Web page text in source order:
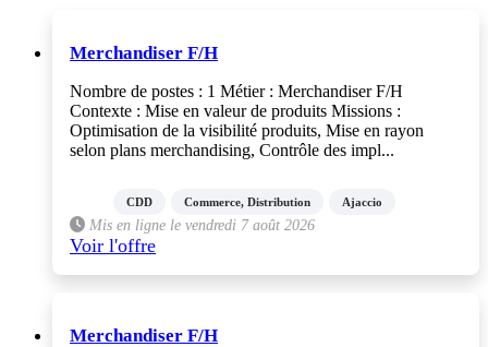
Merchandiser F/H
Nombre de postes : 1 Métier : Merchandiser F/H
Contexte : Mise en valeur de produits Missions :
Optimisation de la visibilité produits, Mise en rayon
selon plans merchandising, Contrôle des impl...
CDD Commerce, Distribution Ajaccio
Mis en ligne le vendredi 7 août 2026
Voir l'offre
Merchandiser F/H